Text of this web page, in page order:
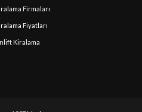
Firmaları
Fiyatları
Kiralama